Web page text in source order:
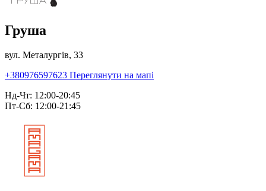
Груша
вул. Металургів, 33
+380976597623 Переглянути на мапі
Нд-Чт: 12:00-20:45
Пт-Сб: 12:00-21:45